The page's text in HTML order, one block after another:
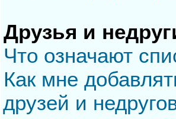
Друзья и
Что означают
Как мне
друзей и